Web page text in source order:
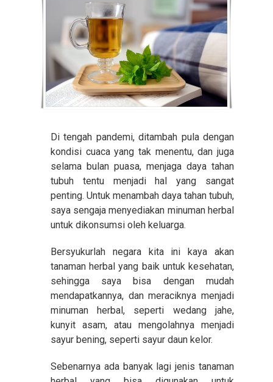
Di tengah pandemi, ditambah pula dengan
kondisi cuaca yang tak menentu, dan juga
selama bulan puasa, menjaga daya tahan
tubuh tentu menjadi hal yang sangat
penting. Untuk menambah daya tahan tubuh,
saya sengaja menyediakan minuman herbal
untuk dikonsumsi oleh keluarga.
Bersyukurlah negara kita ini kaya akan
tanaman herbal yang baik untuk kesehatan,
sehingga saya bisa dengan mudah
mendapatkannya, dan meraciknya menjadi
minuman herbal, seperti wedang jahe,
kunyit asam, atau mengolahnya menjadi
sayur bening, seperti sayur daun kelor.
Sebenarnya ada banyak lagi jenis tanaman